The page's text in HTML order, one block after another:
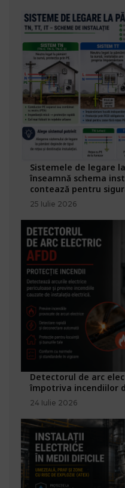
Sistemele de legare
înseamnă schema
contează pentru
25 Iulie 2026
Detectorul de arc
împotriva incendiilor
24 Iulie 2026